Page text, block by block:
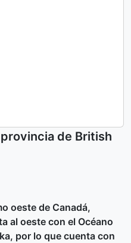
de British
oeste de Canadá,
al oeste con el Océano
por lo que cuenta con